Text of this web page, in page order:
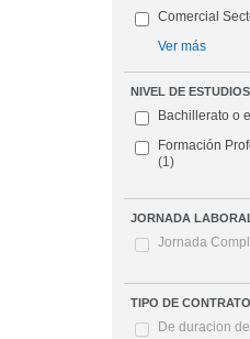
Comercial
Ver más
NIVEL DE ESTUDIOS
Bachillerato o
Formación
(1)
JORNADA
Jornada
TIPO DE CONTRATO
De duracion